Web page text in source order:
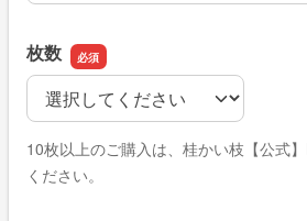
枚数
枚数
10枚以上のご購入は、桂かい枝【公式
ください。